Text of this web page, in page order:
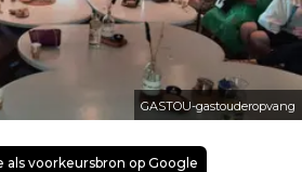
GASTOU-gastouderopvang
als voorkeursbron op Google